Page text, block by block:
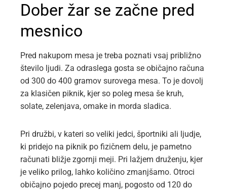
Dober žar se začne pred
mesnico
Pred nakupom mesa je treba poznati vsaj približno
število ljudi. Za odraslega gosta se običajno računa
od 300 do 400 gramov surovega mesa. To je dovolj
za klasičen piknik, kjer so poleg mesa še kruh,
solate, zelenjava, omake in morda sladica.
Pri družbi, v kateri so veliki jedci, športniki ali ljudje,
ki pridejo na piknik po fizičnem delu, je pametno
računati bližje zgornji meji. Pri lažjem druženju, kjer
je veliko prilog, lahko količino zmanjšamo. Otroci
običajno pojedo precej manj, pogosto od 120 do